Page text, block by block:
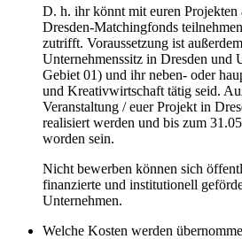
D. h. ihr könnt mit euren Projekten
Dresden-Matchingfonds
zutrifft. Voraussetzung ist
Unternehmenssitz in Dresden und
Gebiet 01) und ihr neben- oder
und Kreativwirtschaft tätig seid.
Veranstaltung / euer Projekt in
realisiert werden und bis zum
worden sein.
Nicht bewerben können sich
finanzierte und institutionell
Unternehmen.
Welche Kosten werden